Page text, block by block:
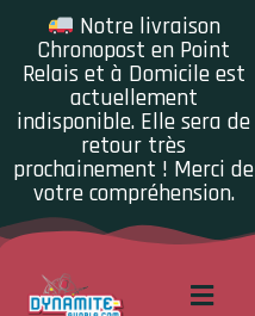
Notre livraison
Chronopost en Point
Relais et à Domicile est
actuellement
indisponible. Elle sera de
retour très
prochainement ! Merci de
votre compréhension.